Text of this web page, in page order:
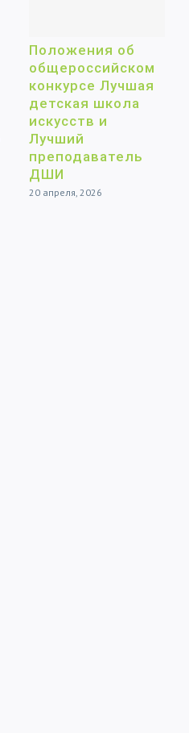
Положения об
общероссийском
конкурсе Лучшая
детская школа
искусств и
Лучший
преподаватель
ДШИ
20 апреля, 2026